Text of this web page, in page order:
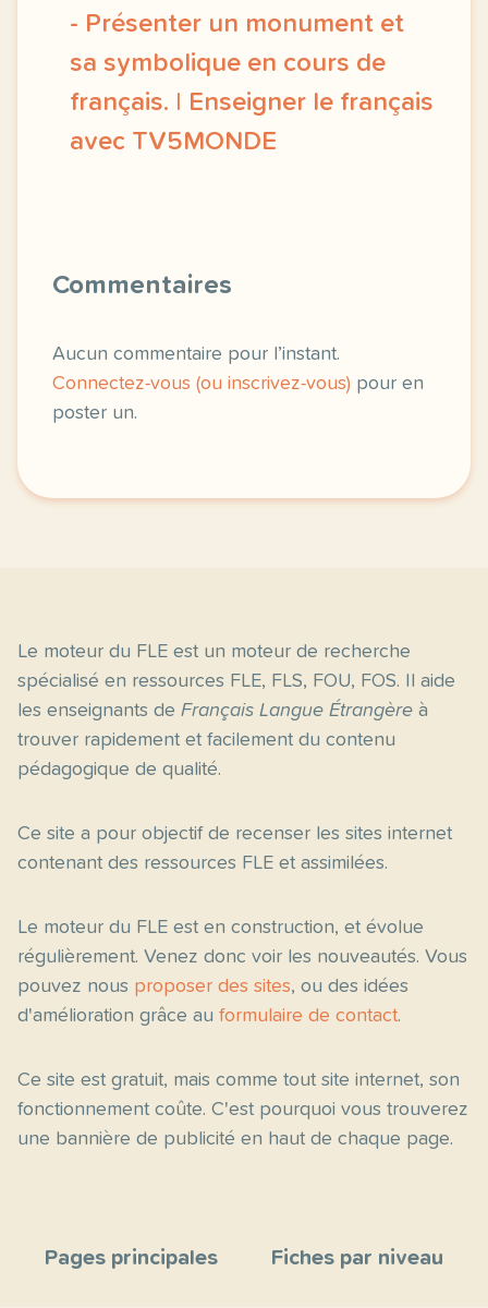
- Présenter un monument et
sa symbolique en cours de
français. | Enseigner le français
avec TV5MONDE
Commentaires
Aucun commentaire pour l’instant.
Connectez-vous (ou inscrivez-vous) pour en
poster un.
Le moteur du FLE est un moteur de recherche
spécialisé en ressources FLE, FLS, FOU, FOS. Il aide
les enseignants de Français Langue Étrangère à
trouver rapidement et facilement du contenu
pédagogique de qualité.
Ce site a pour objectif de recenser les sites internet
contenant des ressources FLE et assimilées.
Le moteur du FLE est en construction, et évolue
régulièrement. Venez donc voir les nouveautés. Vous
pouvez nous proposer des sites, ou des idées
d'amélioration grâce au formulaire de contact.
Ce site est gratuit, mais comme tout site internet, son
fonctionnement coûte. C'est pourquoi vous trouverez
une bannière de publicité en haut de chaque page.
Pages principales Fiches par niveau